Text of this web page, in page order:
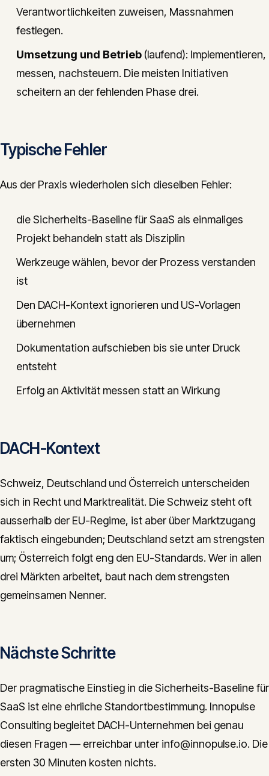
Verantwortlichkeiten zuweisen, Massnahmen
festlegen.
Umsetzung und Betrieb (laufend): Implementieren,
messen, nachsteuern. Die meisten Initiativen
scheitern an der fehlenden Phase drei.
Typische Fehler
Aus der Praxis wiederholen sich dieselben Fehler:
die Sicherheits-Baseline für SaaS als einmaliges
Projekt behandeln statt als Disziplin
Werkzeuge wählen, bevor der Prozess verstanden
ist
Den DACH-Kontext ignorieren und US-Vorlagen
übernehmen
Dokumentation aufschieben bis sie unter Druck
entsteht
Erfolg an Aktivität messen statt an Wirkung
DACH-Kontext
Schweiz, Deutschland und Österreich unterscheiden
sich in Recht und Marktrealität. Die Schweiz steht oft
ausserhalb der EU-Regime, ist aber über Marktzugang
faktisch eingebunden; Deutschland setzt am strengsten
um; Österreich folgt eng den EU-Standards. Wer in allen
drei Märkten arbeitet, baut nach dem strengsten
gemeinsamen Nenner.
Nächste Schritte
Der pragmatische Einstieg in die Sicherheits-Baseline für
SaaS ist eine ehrliche Standortbestimmung. Innopulse
Consulting begleitet DACH-Unternehmen bei genau
diesen Fragen — erreichbar unter info@innopulse.io. Die
ersten 30 Minuten kosten nichts.